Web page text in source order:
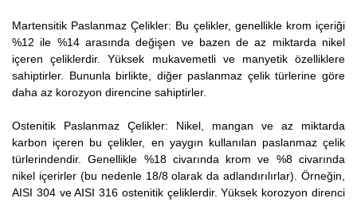
Martensitik Paslanmaz Çelikler: Bu çelikler, genellikle krom içeriği
%12 ile %14 arasında değişen ve bazen de az miktarda nikel
içeren çeliklerdir. Yüksek mukavemetli ve manyetik özelliklere
sahiptirler. Bununla birlikte, diğer paslanmaz çelik türlerine göre
daha az korozyon direncine sahiptirler.
Ostenitik Paslanmaz Çelikler: Nikel, mangan ve az miktarda
karbon içeren bu çelikler, en yaygın kullanılan paslanmaz çelik
türlerindendir. Genellikle %18 civarında krom ve %8 civarında
nikel içerirler (bu nedenle 18/8 olarak da adlandırılırlar). Örneğin,
AISI 304 ve AISI 316 ostenitik çeliklerdir. Yüksek korozyon direnci